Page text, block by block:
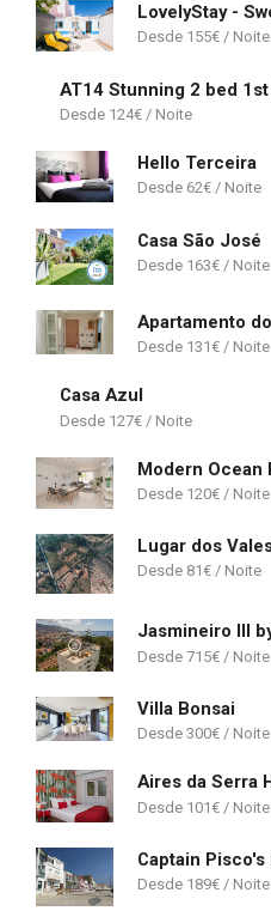
155€
124€
Hello Terceira
62€
Casa São José
163€
Apartamento
131€
Casa Azul
127€
Modern Ocean
120€
81€
Jasmineiro III
715€
Villa Bonsai
300€
Aires da Serra
101€
189€